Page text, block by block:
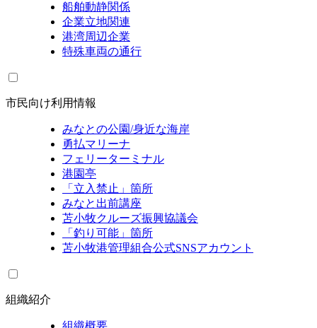
船舶動静関係
企業立地関連
港湾周辺企業
特殊車両の通行
市民向け利用情報
みなとの公園/身近な海岸
勇払マリーナ
フェリーターミナル
港園亭
「立入禁止」箇所
みなと出前講座
苫小牧クルーズ振興協議会
「釣り可能」箇所
苫小牧港管理組合公式SNSアカウント
組織紹介
組織概要